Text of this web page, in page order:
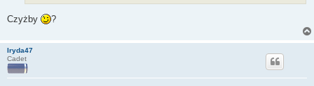
Czyżby ?
Iryda47
Cadet